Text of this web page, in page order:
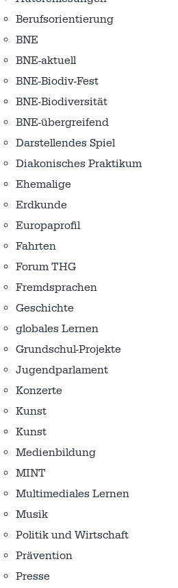
Berufsorientierung
BNE
BNE-aktuell
BNE-Biodiv-Fest
BNE-Biodiversität
BNE-übergreifend
Darstellendes Spiel
Diakonisches Praktikum
Ehemalige
Erdkunde
Europaprofil
Fahrten
Forum THG
Fremdsprachen
Geschichte
globales Lernen
Grundschul-Projekte
Jugendparlament
Konzerte
Kunst
Kunst
Medienbildung
MINT
Multimediales Lernen
Musik
Politik und Wirtschaft
Prävention
Presse